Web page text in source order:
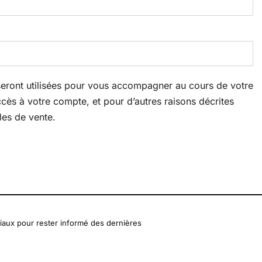
utilisées pour vous accompagner au cours de votre
à votre compte, et pour d’autres raisons décrites
de vente.
pour rester informé des dernières